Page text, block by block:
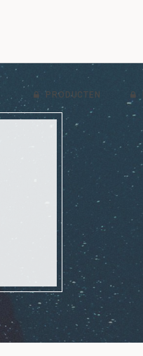
PRODUCTEN